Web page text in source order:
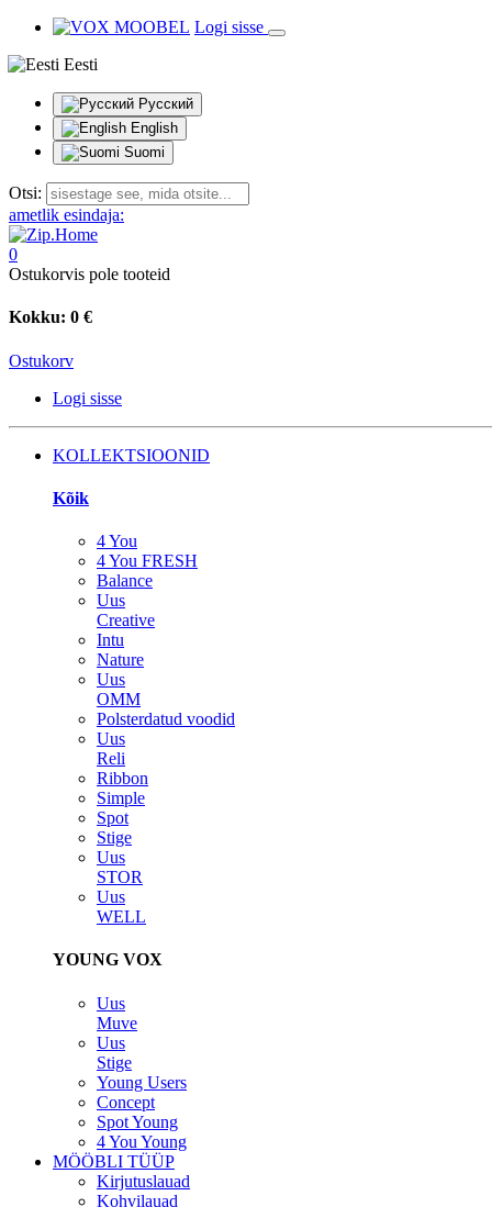
Logi sisse
Eesti
Русский
English
Suomi
Otsi:
ametlik esindaja:
0
Ostukorvis pole tooteid
Kokku: 0 €
Ostukorv
Logi sisse
KOLLEKTSIOONID
Kõik
4 You
4 You FRESH
Balance
Uus
Creative
Intu
Nature
Uus
OMM
Polsterdatud voodid
Uus
Reli
Ribbon
Simple
Spot
Stige
Uus
STOR
Uus
WELL
YOUNG VOX
Uus
Muve
Uus
Stige
Young Users
Concept
Spot Young
4 You Young
MÖÖBLI TÜÜP
Kirjutuslauad
Kohvilauad